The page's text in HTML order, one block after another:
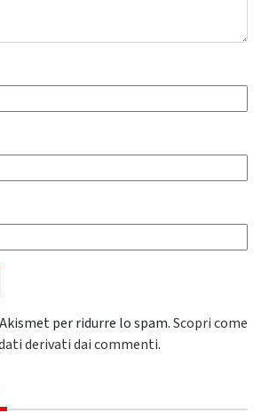
per ridurre lo spam.Scopri come
derivati dai commenti.